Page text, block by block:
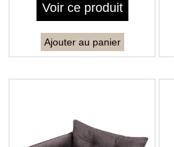
Voir ce produit
Ajouter au panier